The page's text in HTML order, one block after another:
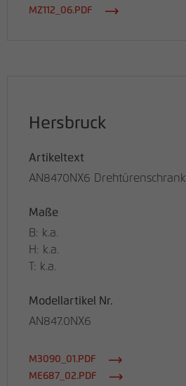
MZ112_06.PDF
Hersbruck
Artikeltext
AN8470NX6 Drehtürenschrank
Maße
B: k.a.
H: k.a.
T: k.a.
Modellartikel Nr.
AN847.0NX6
M3090_01.PDF
ME687_02.PDF